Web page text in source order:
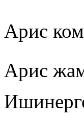
Арис
Арис